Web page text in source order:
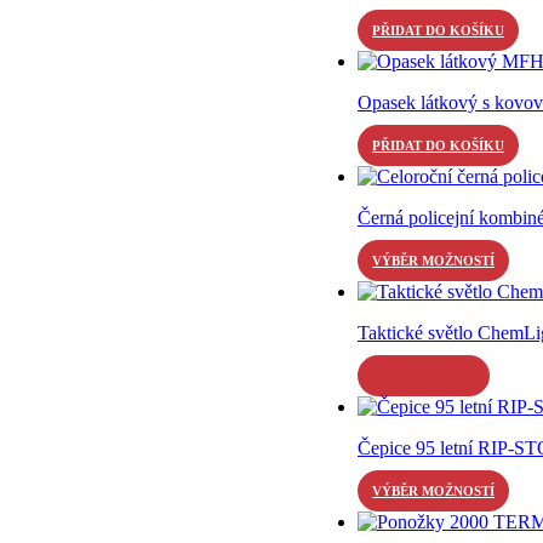
PŘIDAT DO KOŠÍKU
Opasek látkový s
PŘIDAT DO KOŠÍKU
Černá policejní
VÝBĚR MOŽNOSTÍ
Tento
produkt
má
variant.
Možnosti
lze
vybrat
stránce
produktu
Taktické světlo
Tento
produkt
má
variant.
Možnosti
lze
vybrat
Čepice 95 letní RIP-
VÝBĚR MOŽNOSTÍ
Tento
produkt
má